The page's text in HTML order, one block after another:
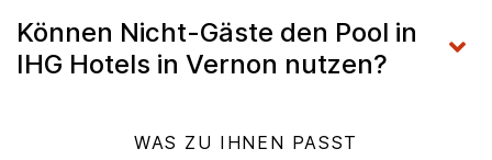
Können Nicht-Gäste den Pool in
IHG Hotels in Vernon nutzen?
WAS ZU IHNEN PASST